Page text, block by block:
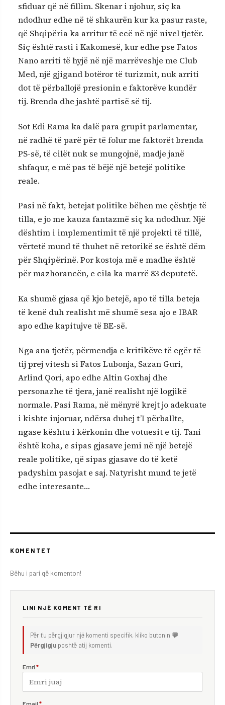
sfiduar që në fillim. Skenar i njohur, siç ka
ndodhur edhe në të shkaurën kur ka pasur raste,
që Shqipëria ka arritur të ecë në një nivel tjetër.
Siç është rasti i Kakomesë, kur edhe pse Fatos
Nano arriti të hyjë në një marrëveshje me Club
Med, një gjigand botëror të turizmit, nuk arriti
dot të përballojë presionin e faktorëve kundër
tij. Brenda dhe jashtë partisë së tij.
Sot Edi Rama ka dalë para grupit parlamentar,
në radhë të parë për të folur me faktorët brenda
PS-së, të cilët nuk se mungojnë, madje janë
shfaqur, e më pas të bëjë një betejë politike
reale.
Pasi në fakt, betejat politike bëhen me çështje të
tilla, e jo me kauza fantazmë siç ka ndodhur. Një
dështim i implementimit të një projekti të tillë,
vërtetë mund të thuhet në retorikë se është dëm
për Shqipërinë. Por kostoja më e madhe është
për mazhorancën, e cila ka marrë 83 deputetë.
Ka shumë gjasa që kjo betejë, apo të tilla beteja
të kenë duh realisht më shumë sesa ajo e IBAR
apo edhe kapitujve të BE-së.
Nga ana tjetër, përmendja e kritikëve të egër të
tij prej vitesh si Fatos Lubonja, Sazan Guri,
Arlind Qori, apo edhe Altin Goxhaj dhe
personazhe të tjera, janë realisht një logjikë
normale. Pasi Rama, në mënyrë krejt jo adekuate
i kishte injoruar, ndërsa duhej t’I përballte,
ngase kështu i kërkonin dhe votuesit e tij. Tani
është koha, e sipas gjasave jemi në një betejë
reale politike, që sipas gjasave do të ketë
padyshim pasojat e saj. Natyrisht mund te jetë
edhe interesante…
KOMENTET
Bëhu i pari që komenton!
LINI NJË KOMENT TË RI
Për t'u përgjigjur një komenti specifik, kliko butonin 💬
Përgjigju poshtë atij komenti.
Emri *